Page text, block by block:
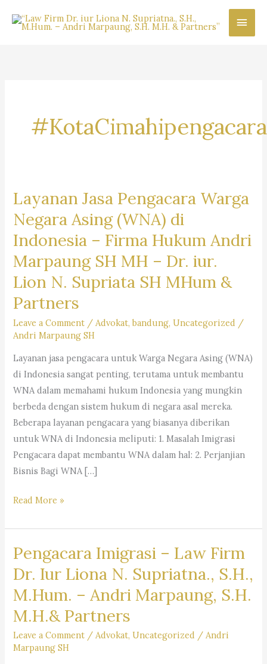
Main
#KotaCimahipengacara
Layanan Jasa Pengacara Warga
Negara Asing (WNA) di
Indonesia – Firma Hukum Andri
Marpaung SH MH – Dr. iur.
Lion N. Supriata SH MHum &
Partners
Leave a Comment / Advokat,bandung,Uncategorized /
Andri Marpaung SH
Layanan jasa pengacara untuk Warga Negara Asing (WNA)
di Indonesia sangat penting, terutama untuk membantu
WNA dalam memahami hukum Indonesia yang mungkin
berbeda dengan sistem hukum di negara asal mereka.
Beberapa layanan pengacara yang biasanya diberikan
untuk WNA di Indonesia meliputi: 1. Masalah Imigrasi
Pengacara dapat membantu WNA dalam hal: 2. Perjanjian
Bisnis Bagi WNA […]
Layanan
Pengacara
Warga
Asing
(WNA)
di
–Firma
Read More »
Pengacara Imigrasi – Law Firm
Dr. Iur Liona N. Supriatna., S.H.,
M.Hum. – Andri Marpaung, S.H.
M.H.& Partners
Leave a Comment /Advokat,Uncategorized /Andri
Marpaung SH